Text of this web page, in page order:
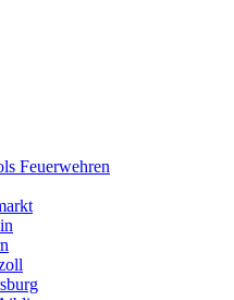
Feuerwehren